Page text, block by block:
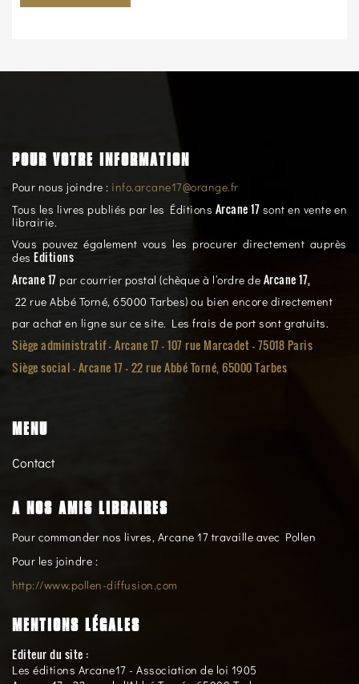
POUR VOTRE INFORMATION
Pour nous joindre : info.arcane17@orange.fr
Tous les livres publiés par les Éditions Arcane 17 sont en vente en
librairie.
Vous pouvez également vous les procurer directement auprès
des Editions
Arcane 17 par courrier postal (chèque à l’ordre de Arcane 17,
22 rue Abbé Torné, 65000 Tarbes) ou bien encore directement
par achat en ligne sur ce site. Les frais de port sont gratuits.
Siège administratif - Arcane 17 - 107 rue Marcadet - 75018 Paris
Siège social -Arcane 17 - 22 rue Abbé Torné, 65000 Tarbes
MENU
Contact
A NOS AMIS LIBRAIRES
Pour commander nos livres, Arcane 17 travaille avec Pollen
Pour les joindre :
http://www.pollen-diffusion.com
MENTIONS LÉGALES
Editeur du site :
Les éditions Arcane17 - Association de loi 1905